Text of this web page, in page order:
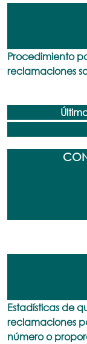
Procedimiento
reclamaciones
Estadísticas de
reclamaciones
número o